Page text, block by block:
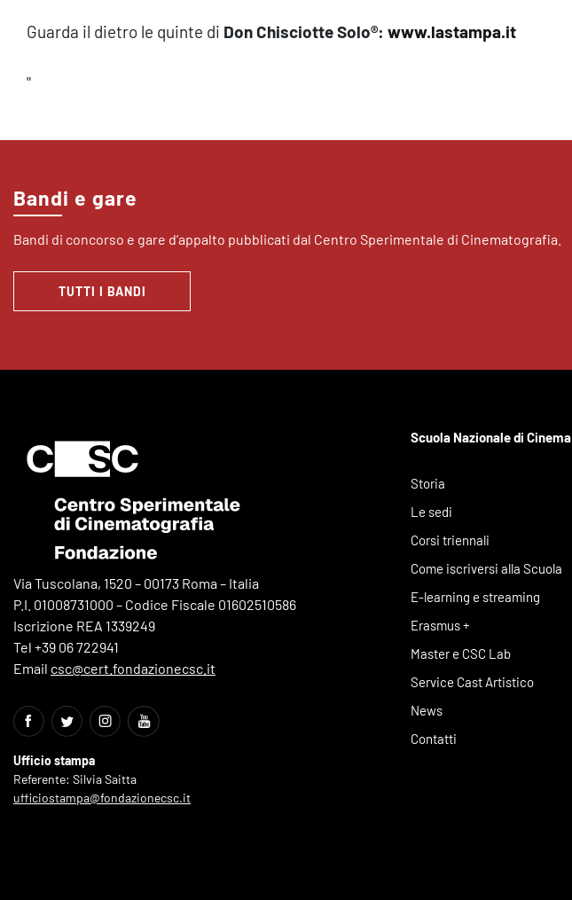
Guarda il dietro le quinte di Don Chisciotte Solo®: www.lastampa.it
"
Bandi e gare
Bandi di concorso e gare d’appalto pubblicati dal Centro Sperimentale di Cinematografia.
TUTTI I BANDI
Via Tuscolana, 1520 – 00173 Roma – Italia
P.I. 01008731000 – Codice Fiscale 01602510586
Iscrizione REA 1339249
Tel +39 06 722941
Email csc@cert.fondazionecsc.it
Ufficio stampa
Referente: Silvia Saitta
ufficiostampa@fondazionecsc.it
Scuola Nazionale di Cinema
Storia
Le sedi
Corsi triennali
Come iscriversi alla Scuola
E-learning e streaming
Erasmus +
Master e CSC Lab
Service Cast Artistico
News
Contatti